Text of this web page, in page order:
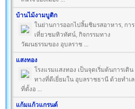
บ้านไม้งามบูติก
ในย่านการออกไปลิ้มชิมรสอาหาร, การ
เที่ยวชมทิวทัศน์, กิจกรรมทาง
วัฒนธรรมของ อุบลราช ...
แสงทอง
โรงแรมแสงทอง เป็นจุดเริ่มต้นการเดิน
ทางที่ดีเยี่ยมใน อุบลราชธานี ด้วยทำเล
ที่ตั้งอ ...
แก้มแก้วแกรนด์